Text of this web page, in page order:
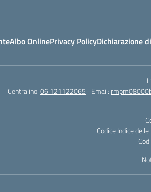
Albo OnlinePrivacy PolicyDichiarazione
Centralino:06 121122065 Email:
Codice Indice